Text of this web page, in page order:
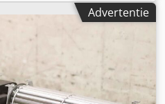
Etagewagen -
schappen -Afmetingen: zie
2 zwenkwielen / 2
810/500/H1650 mm -
Advertentie